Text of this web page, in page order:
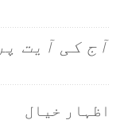
آج کی آیت
اظہارِ خیال